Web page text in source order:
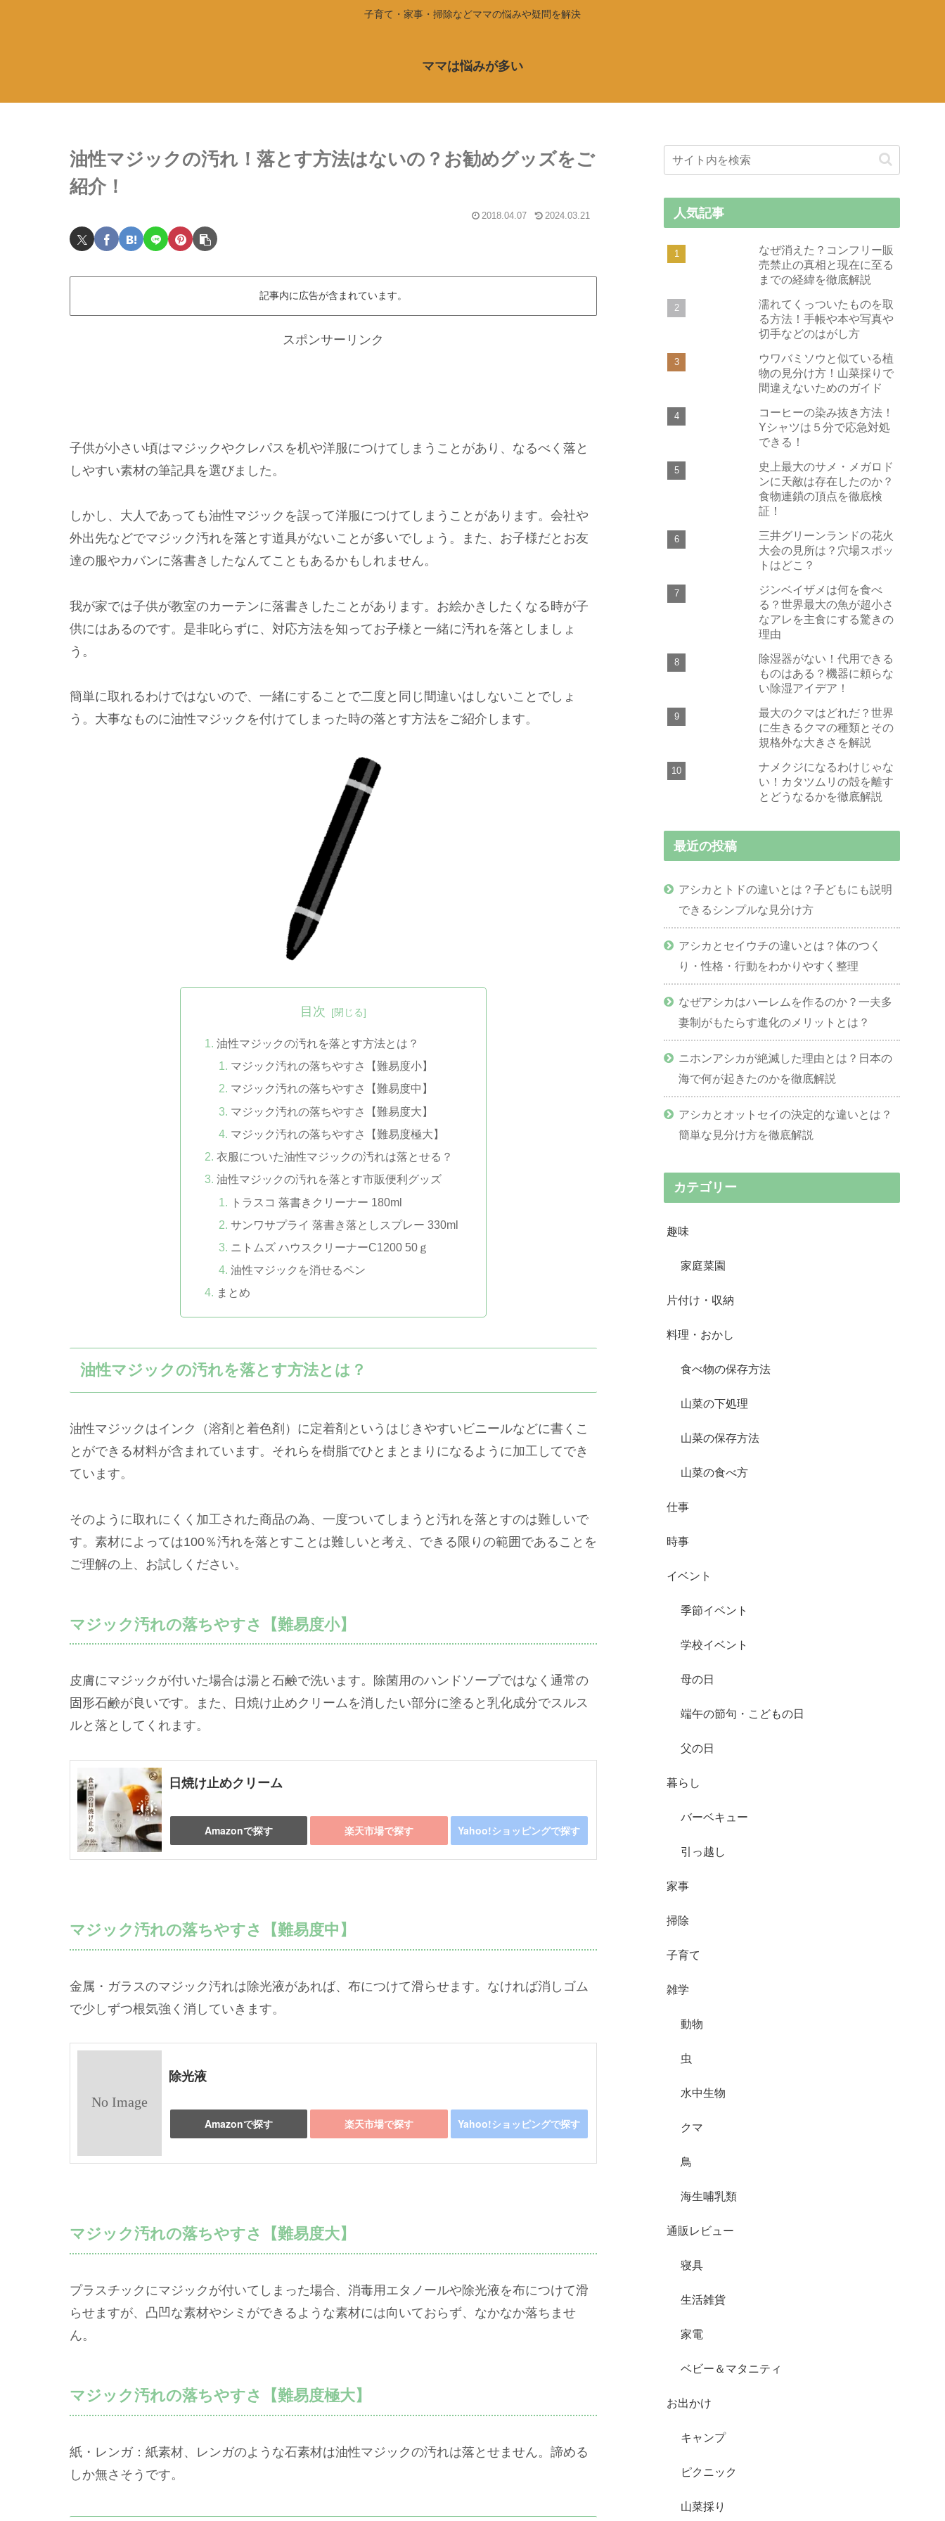
子育て・家事・掃除などママの悩みや疑問を解決
ママは悩みが多い
油性マジックの汚れ！落とす方法はないの？お勧めグッズをご
紹介！
2018.04.07 2024.03.21
記事内に広告が含まれています。
スポンサーリンク
子供が小さい頃はマジックやクレパスを机や洋服につけてしまうことがあり、なるべく落と
しやすい素材の筆記具を選びました。
しかし、大人であっても油性マジックを誤って洋服につけてしまうことがあります。会社や
外出先などでマジック汚れを落とす道具がないことが多いでしょう。また、お子様だとお友
達の服やカバンに落書きしたなんてこともあるかもしれません。
我が家では子供が教室のカーテンに落書きしたことがあります。お絵かきしたくなる時が子
供にはあるのです。是非叱らずに、対応方法を知ってお子様と一緒に汚れを落としましょ
う。
簡単に取れるわけではないので、一緒にすることで二度と同じ間違いはしないことでしょ
う。大事なものに油性マジックを付けてしまった時の落とす方法をご紹介します。
目次
油性マジックの汚れを落とす方法とは？
マジック汚れの落ちやすさ【難易度小】
マジック汚れの落ちやすさ【難易度中】
マジック汚れの落ちやすさ【難易度大】
マジック汚れの落ちやすさ【難易度極大】
衣服についた油性マジックの汚れは落とせる？
油性マジックの汚れを落とす市販便利グッズ
トラスコ 落書きクリーナー 180ml
サンワサプライ 落書き落としスプレー 330ml
ニトムズ ハウスクリーナーC1200 50ｇ
油性マジックを消せるペン
まとめ
油性マジックの汚れを落とす方法とは？
油性マジックはインク（溶剤と着色剤）に定着剤というはじきやすいビニールなどに書くこ
とができる材料が含まれています。それらを樹脂でひとまとまりになるように加工してでき
ています。
そのように取れにくく加工された商品の為、一度ついてしまうと汚れを落とすのは難しいで
す。素材によっては100％汚れを落とすことは難しいと考え、できる限りの範囲であることを
ご理解の上、お試しください。
マジック汚れの落ちやすさ【難易度小】
皮膚にマジックが付いた場合は湯と石鹸で洗います。除菌用のハンドソープではなく通常の
固形石鹸が良いです。また、日焼け止めクリームを消したい部分に塗ると乳化成分でスルス
ルと落としてくれます。
日焼け止めクリーム
Amazonで探す 楽天市場で探す Yahoo!ショッピングで探す
マジック汚れの落ちやすさ【難易度中】
金属・ガラスのマジック汚れは除光液があれば、布につけて滑らせます。なければ消しゴム
で少しずつ根気強く消していきます。
除光液
Amazonで探す 楽天市場で探す Yahoo!ショッピングで探す
マジック汚れの落ちやすさ【難易度大】
プラスチックにマジックが付いてしまった場合、消毒用エタノールや除光液を布につけて滑
らせますが、凸凹な素材やシミができるような素材には向いておらず、なかなか落ちませ
ん。
マジック汚れの落ちやすさ【難易度極大】
紙・レンガ：紙素材、レンガのような石素材は油性マジックの汚れは落とせません。諦める
しか無さそうです。
人気記事
なぜ消えた？コンフリー販
売禁止の真相と現在に至る
までの経緯を徹底解説
濡れてくっついたものを取
る方法！手帳や本や写真や
切手などのはがし方
ウワバミソウと似ている植
物の見分け方！山菜採りで
間違えないためのガイド
コーヒーの染み抜き方法！
Yシャツは５分で応急対処
できる！
史上最大のサメ・メガロド
ンに天敵は存在したのか？
食物連鎖の頂点を徹底検
証！
三井グリーンランドの花火
大会の見所は？穴場スポッ
トはどこ？
ジンベイザメは何を食べ
る？世界最大の魚が超小さ
なアレを主食にする驚きの
理由
除湿器がない！代用できる
ものはある？機器に頼らな
い除湿アイデア！
最大のクマはどれだ？世界
に生きるクマの種類とその
規格外な大きさを解説
ナメクジになるわけじゃな
い！カタツムリの殻を離す
とどうなるかを徹底解説
最近の投稿
アシカとトドの違いとは？子どもにも説明
できるシンプルな見分け方
アシカとセイウチの違いとは？体のつく
り・性格・行動をわかりやすく整理
なぜアシカはハーレムを作るのか？一夫多
妻制がもたらす進化のメリットとは？
ニホンアシカが絶滅した理由とは？日本の
海で何が起きたのかを徹底解説
アシカとオットセイの決定的な違いとは？
簡単な見分け方を徹底解説
カテゴリー
趣味
家庭菜園
片付け・収納
料理・おかし
食べ物の保存方法
山菜の下処理
山菜の保存方法
山菜の食べ方
仕事
時事
イベント
季節イベント
学校イベント
母の日
端午の節句・こどもの日
父の日
暮らし
バーベキュー
引っ越し
家事
掃除
子育て
雑学
動物
虫
水中生物
クマ
鳥
海生哺乳類
通販レビュー
寝具
生活雑貨
家電
ベビー＆マタニティ
お出かけ
キャンプ
ピクニック
山菜採り